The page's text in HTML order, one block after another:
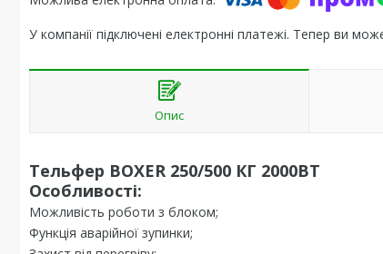
У компанії підключені електронні платежі. Тепер ви
Опис
Тельфер BOXER 250/500 КГ 2000ВТ
Особливості:
Можливість роботи з блоком;
Функція аварійної зупинки;